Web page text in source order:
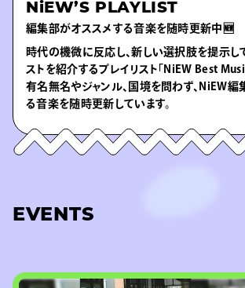
NiEW’S PLAYLIST
編集部がオススメする音楽を随時更新中🆕
時代の機微に反応し、新しい選択肢を提示し
ストを紹介するプレイリスト「NiEW Best Music
有名無名やジャンル、国境を問わず、NiEW編
る音楽を随時更新しています。
EVENTS